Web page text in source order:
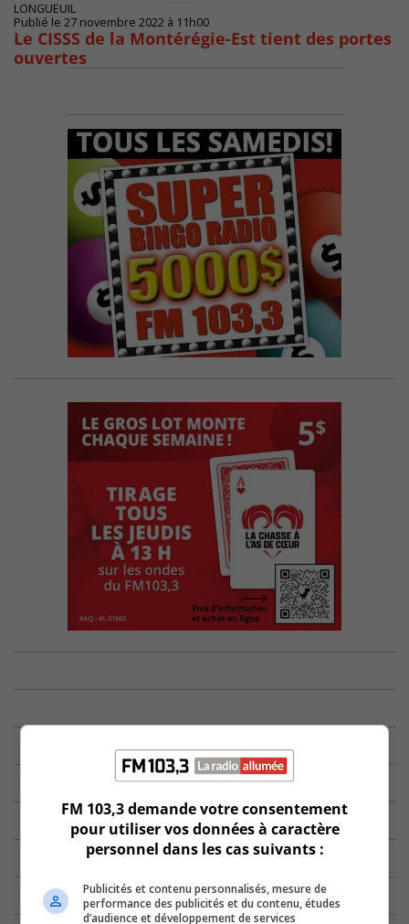
LONGUEUIL
Publié le 27 novembre 2022 à 11h00
Le CISSS de la Montérégie-Est tient des portes
ouvertes
FM 103,3 demande votre consentement
pour utiliser vos données à caractère
personnel dans les cas suivants :
Publicités et contenu personnalisés, mesure de
performance des publicités et du contenu, études
d’audience et développement de services